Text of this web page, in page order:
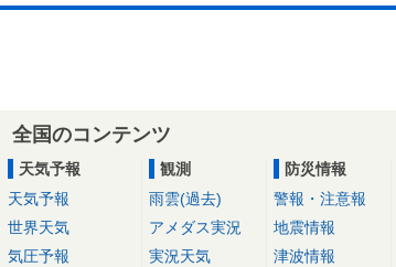
全国のコンテンツ
天気予報
天気予報
世界天気
気圧予報
観測
雨雲(過去)
アメダス実況
実況天気
防災情報
警報・注意報
地震情報
津波情報